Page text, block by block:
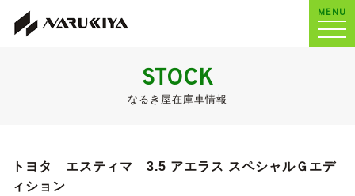
MENU
STOCK
なるき屋在庫車情報
トヨタ エスティマ 3.5 アエラス スペシャルＧエデ
ィション